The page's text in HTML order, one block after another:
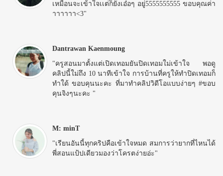
เหมือนจะเข้าใจเเต่ก็ยังเอ๋อๆ อยู่555555555­5 ขอบคุณค่า
าาาาาา<3"
Dantrawan Kaenmoung
"ครูสอนมาตั้งแต่เปิดเทอมยันปิดเทอมใม่เข้าใจ พอดู
คลิปนี้ใม่ถึง 10 นาทีเข้าใจ การบ้านที่ครูให้ทำปิดเทอมก็
ทำใด้ ขอบคุนนะคะ ที่มาทำคลิปวิดีโอแบบง่ายๆ #ขอบ
คุนจิงๆนะคะ "
M: minT
"เรียนอันนี้ทุกคริปคือเข้าใจหมด สมการว่ายากที่ไหนได้
พี่สอนแป้ปเดียวมองว่าโครตง่ายอ่ะ"